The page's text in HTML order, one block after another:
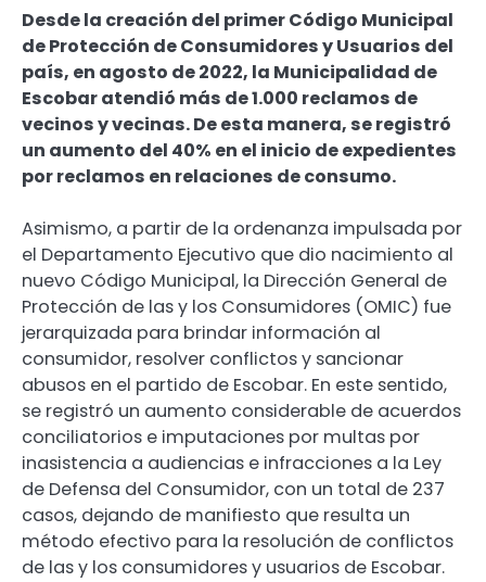
Desde la creación del primer Código Municipal
de Protección de Consumidores y Usuarios del
país, en agosto de 2022, la Municipalidad de
Escobar atendió más de 1.000 reclamos de
vecinos y vecinas. De esta manera, se registró
un aumento del 40% en el inicio de expedientes
por reclamos en relaciones de consumo.
Asimismo, a partir de la ordenanza impulsada por
el Departamento Ejecutivo que dio nacimiento al
nuevo Código Municipal, la Dirección General de
Protección de las y los Consumidores (OMIC) fue
jerarquizada para brindar información al
consumidor, resolver conflictos y sancionar
abusos en el partido de Escobar. En este sentido,
se registró un aumento considerable de acuerdos
conciliatorios e imputaciones por multas por
inasistencia a audiencias e infracciones a la Ley
de Defensa del Consumidor, con un total de 237
casos, dejando de manifiesto que resulta un
método efectivo para la resolución de conflictos
de las y los consumidores y usuarios de Escobar.